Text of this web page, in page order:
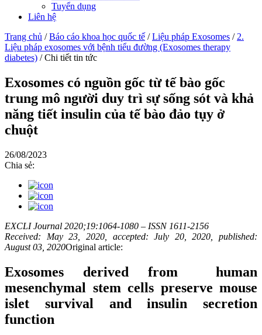
Tuyển dụng
Liên hệ
Trang chủ /Báo cáo khoa học quốc tế /Liệu pháp Exosomes / 2.
Liệu pháp exosomes với bệnh tiểu đường (Exosomes therapy
diabetes) /Chi tiết tin tức
Exosomes có nguồn gốc từ tế bào gốc
trung mô người duy trì sự sống sót và khả
năng tiết insulin của tế bào đảo tụy ở
chuột
26/08/2023
Chia sẻ:
EXCLI Journal 2020;19:1064-1080 – ISSN 1611-2156
Received: May 23, 2020, accepted: July 20, 2020, published:
August 03, 2020Original article:
Exosomes derived from human
mesenchymal stem cells preserve mouse
islet survival and insulin secretion
function